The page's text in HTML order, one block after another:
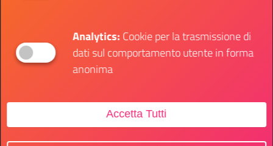
Analytics:Cookie per la trasmissione di
dati sul comportamento utente in forma
anonima
Accetta Tutti